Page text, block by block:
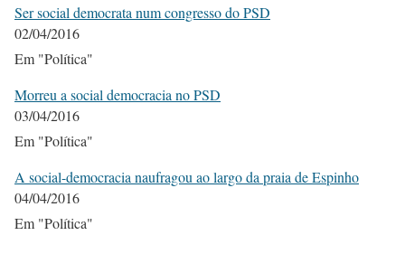
Ser social democrata num congresso do PSD
02/04/2016
Em "Política"
Morreu a social democracia no PSD
03/04/2016
Em "Política"
A social-democracia naufragou ao largo da praia de Espinho
04/04/2016
Em "Política"